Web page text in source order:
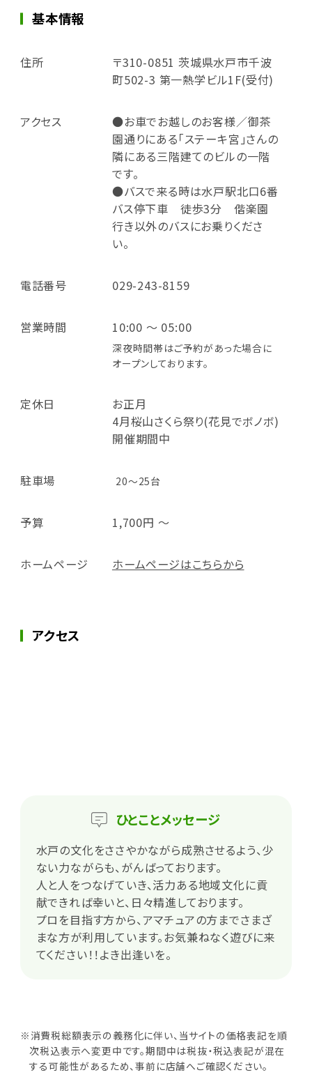
基本情報
住所
〒310-0851 茨城県水戸市千波
町502-3 第一熱学ビル1F(受付)
アクセス
●お車でお越しのお客様／御茶
園通りにある｢ステーキ宮｣さんの
隣にある三階建てのビルの一階
です。
●バスで来る時は水戸駅北口6番
バス停下車 徒歩3分 偕楽園
行き以外のバスにお乗りくださ
い。
電話番号 029-243-8159
営業時間 10:00 ～ 05:00
深夜時間帯はご予約があった場合に
オープンしております。
定休日
お正月
4月桜山さくら祭り(花見でボノボ)
開催期間中
駐車場 20～25台
予算 1,700円 ～
ホームページ ホームページはこちらから
アクセス
ひとことメッセージ
水戸の文化をささやかながら成熟させるよう、少
ない力ながらも、がんばっております。
人と人をつなげていき、活力ある地域文化に貢
献できれば幸いと、日々精進しております。
プロを目指す方から、アマチュアの方までさまざ
まな方が利用しています。お気兼ねなく遊びに来
てください！！よき出逢いを。
※消費税総額表示の義務化に伴い、当サイトの価格表記を順
次税込表示へ変更中です。期間中は税抜・税込表記が混在
する可能性があるため、事前に店舗へご確認ください。